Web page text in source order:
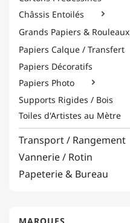
Châssis Entoilés

Grands Papiers & Rouleaux
Papiers Calque / Transfert
Papiers Décoratifs
Papiers Photo

Supports Rigides / Bois
Toiles d'Artistes au Mètre
Transport / Rangement
Vannerie / Rotin
Papeterie & Bureau